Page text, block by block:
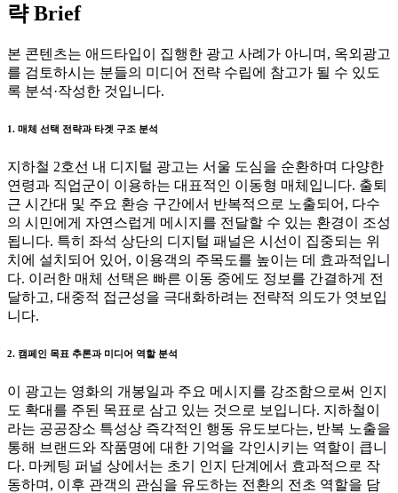
략 Brief
본 콘텐츠는 애드타입이 집행한 광고 사례가 아니며, 옥외광고
를 검토하시는 분들의 미디어 전략 수립에 참고가 될 수 있도
록 분석·작성한 것입니다.
1. 매체 선택 전략과 타겟 구조 분석
지하철 2호선 내 디지털 광고는 서울 도심을 순환하며 다양한
연령과 직업군이 이용하는 대표적인 이동형 매체입니다. 출퇴
근 시간대 및 주요 환승 구간에서 반복적으로 노출되어, 다수
의 시민에게 자연스럽게 메시지를 전달할 수 있는 환경이 조성
됩니다. 특히 좌석 상단의 디지털 패널은 시선이 집중되는 위
치에 설치되어 있어, 이용객의 주목도를 높이는 데 효과적입니
다. 이러한 매체 선택은 빠른 이동 중에도 정보를 간결하게 전
달하고, 대중적 접근성을 극대화하려는 전략적 의도가 엿보입
니다.
2. 캠페인 목표 추론과 미디어 역할 분석
이 광고는 영화의 개봉일과 주요 메시지를 강조함으로써 인지
도 확대를 주된 목표로 삼고 있는 것으로 보입니다. 지하철이
라는 공공장소 특성상 즉각적인 행동 유도보다는, 반복 노출을
통해 브랜드와 작품명에 대한 기억을 각인시키는 역할이 큽니
다. 마케팅 퍼널 상에서는 초기 인지 단계에서 효과적으로 작
동하며, 이후 관객의 관심을 유도하는 전환의 전초 역할을 담